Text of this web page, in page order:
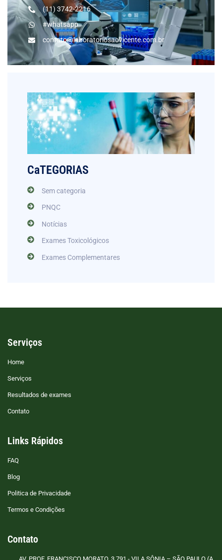
(11) 3742-2216
#whatsapp
contato@laboratoriosaovicente.com.br
CaTEGORIAS
Sem categoria
PNQC
Notícias
Exames Toxicológicos
Exames Complementares
Serviços
Home
Serviços
Resultados de exames
Contato
Links Rápidos
FAQ
Blog
Politica de Privacidade
Termos e Condições
Contato